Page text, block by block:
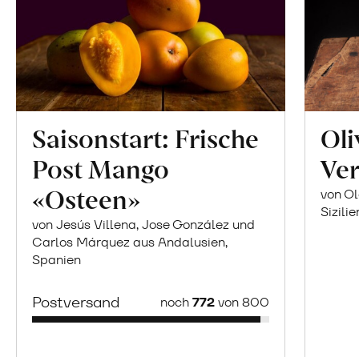
Saisonstart: Frische
Post Mango
«Osteen»
von Jesús Villena, Jose González und
Carlos Márquez aus Andalusien,
Spanien
Postversand noch772von 800
von